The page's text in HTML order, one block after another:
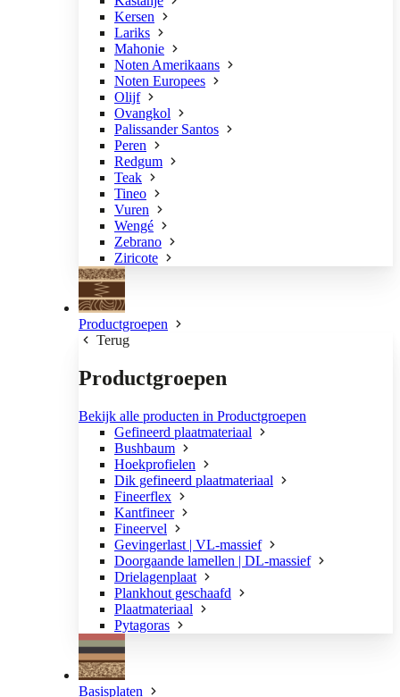
Kersen
Lariks
Mahonie
Noten Amerikaans
Noten Europees
Olijf
Ovangkol
Palissander Santos
Peren
Redgum
Teak
Tineo
Vuren
Wengé
Zebrano
Ziricote
Productgroepen
Terug
Productgroepen
Bekijk alle producten in Productgroepen
Gefineerd plaatmateriaal
Bushbaum
Hoekprofielen
Dik gefineerd plaatmateriaal
Fineerflex
Kantfineer
Fineervel
Gevingerlast | VL-massief
Doorgaande lamellen | DL-massief
Drielagenplaat
Plankhout geschaafd
Plaatmateriaal
Pytagoras
Basisplaten